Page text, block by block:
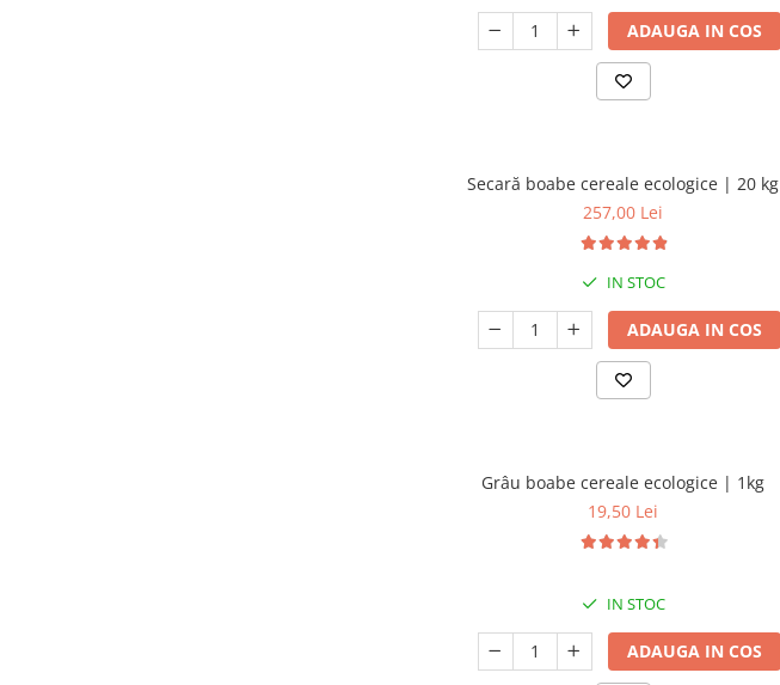
ADAUGA IN COS
Secară boabe cereale ecologice | 20 kg
257,00 Lei
IN STOC
ADAUGA IN COS
Grâu boabe cereale ecologice | 1kg
19,50 Lei
IN STOC
ADAUGA IN COS